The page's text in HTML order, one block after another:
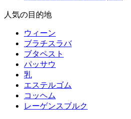
人気の目的地
ウィーン
ブラチスラバ
ブタペスト
パッサウ
乳
エステルゴム
コッヘム
レーゲンスブルク